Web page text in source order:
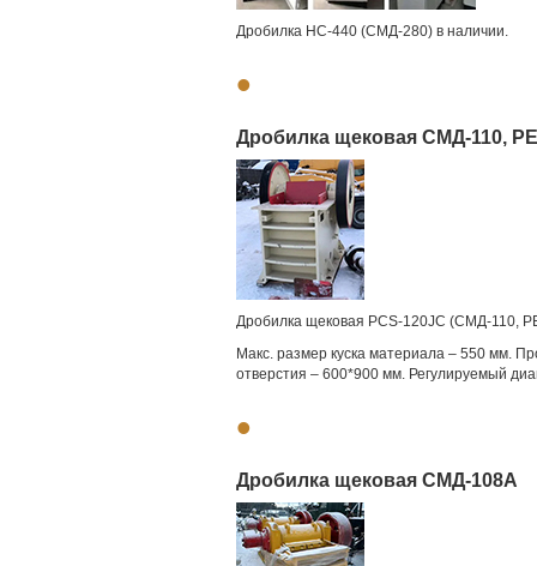
Дробилка HC-440 (СМД-280) в наличии.
•
Дробилка щековая СМД-110,
Дробилка щековая PCS-120JC (СМД-110,
Макс. размер куска материала – 550 мм.
отверстия – 600*900 мм. Регулируемый
•
Дробилка щековая СМД-108А